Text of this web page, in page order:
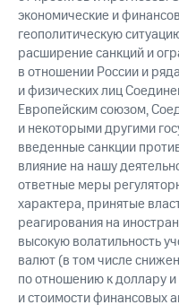
экономические и
геополитическую
расширение санкций и
в отношении России и
и физических лиц
Европейским союзом,
и некоторыми другими
введенные санкции
влияние на нашу
ответные меры
характера, принятые
реагирования на
высокую волатильность
валют (в том числе
по отношению к доллару
и стоимости финансовых